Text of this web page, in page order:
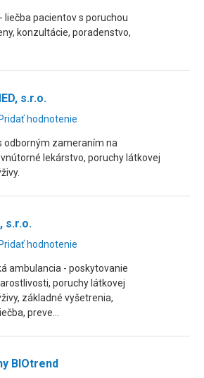
liečba pacientov s poruchou
konzultácie, poradenstvo,
s.r.o.
Pridať hodnotenie
odborným zameraním na
lekárstvo, poruchy látkovej
s.r.o.
Pridať hodnotenie
ambulancia - poskytovanie
poruchy látkovej
základné vyšetrenia,
preve...
BIOtrend